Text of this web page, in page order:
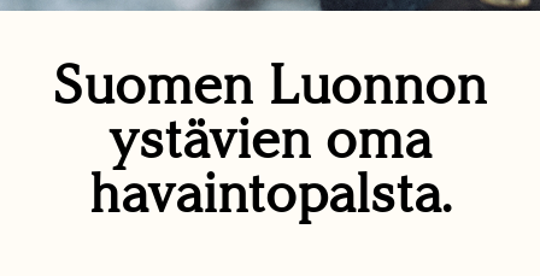
Suomen Luonnon
ystävien oma
havaintopalsta.